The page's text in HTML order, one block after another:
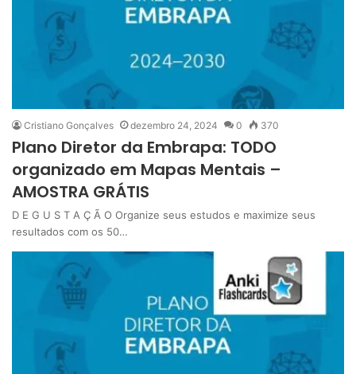
Cristiano Gonçalves dezembro 24, 2024 0 370
Plano Diretor da Embrapa: TODO
organizado em Mapas Mentais –
AMOSTRA GRÁTIS
D E G U S T A Ç Ã O Organize seus estudos e maximize seus
resultados com os 50…